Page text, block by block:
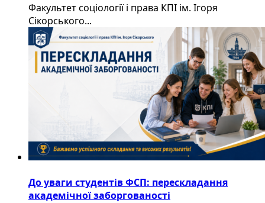
Факультет соціології і права КПІ ім. Ігоря
Сікорського...
До уваги студентів ФСП: перескладання
академічної заборгованості